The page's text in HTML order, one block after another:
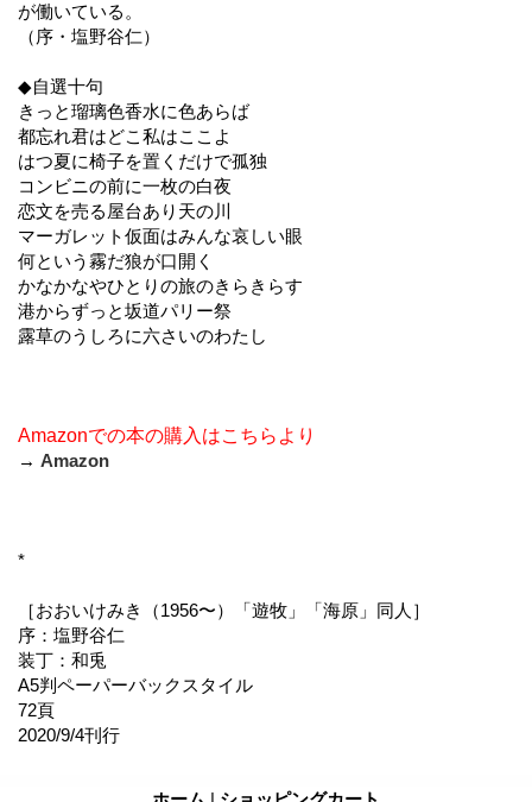
が働いている。
（序・塩野谷仁）
◆自選十句
きっと瑠璃色香水に色あらば
都忘れ君はどこ私はここよ
はつ夏に椅子を置くだけで孤独
コンビニの前に一枚の白夜
恋文を売る屋台あり天の川
マーガレット仮面はみんな哀しい眼
何という霧だ狼が口開く
かなかなやひとりの旅のきらきらす
港からずっと坂道パリー祭
露草のうしろに六さいのわたし
Amazonでの本の購入はこちらより
→ Amazon
*
［おおいけみき（1956〜）「遊牧」「海原」同人］
序：塩野谷仁
装丁：和兎
A5判ペーパーバックスタイル
72頁
2020/9/4刊行